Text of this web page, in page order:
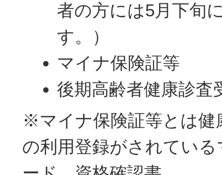
者の方には5月下旬
す。）
マイナ保険証等
後期高齢者健康診査
※マイナ保険証等とは健
の利用登録がされてい